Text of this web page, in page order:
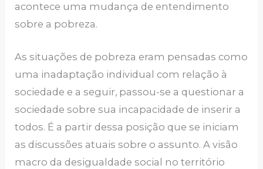
acontece uma mudança de entendimento
sobre a pobreza.
As situações de pobreza eram pensadas como
uma inadaptação individual com relação à
sociedade e a seguir, passou-se a questionar a
sociedade sobre sua incapacidade de inserir a
todos. É a partir dessa posição que se iniciam
as discussões atuais sobre o assunto. A visão
macro da desigualdade social no território